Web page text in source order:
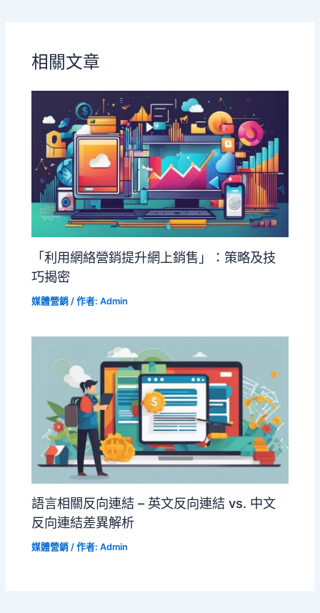
相關文章
「利用網絡營銷提升網上銷售」：策略及技
巧揭密
媒體營銷 / 作者:Admin
語言相關反向連結 – 英文反向連結 vs. 中文
反向連結差異解析
媒體營銷 / 作者:Admin